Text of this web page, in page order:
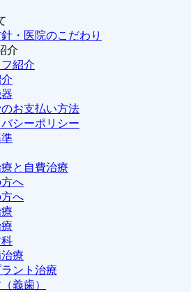
・医院のこだわり
介
紹介
お支払い方法
シーポリシー
と自費治療
へ
へ
療
ント治療
義歯）